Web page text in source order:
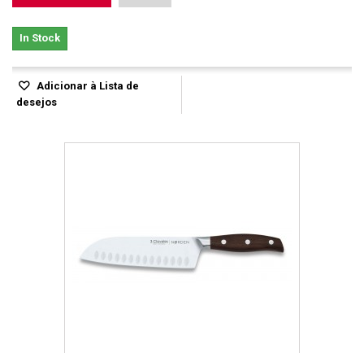
In Stock
Adicionar à Lista de
desejos